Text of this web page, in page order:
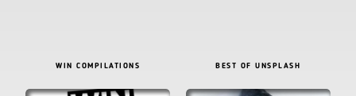
WIN COMPILATIONS BEST OF UNSPLASH